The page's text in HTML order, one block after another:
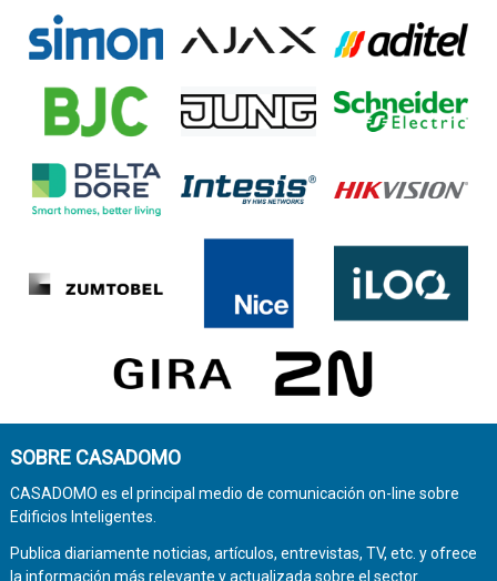
SOBRE CASADOMO
CASADOMO es el principal medio de comunicación on-line sobre
Edificios Inteligentes.
Publica diariamente noticias, artículos, entrevistas, TV, etc. y ofrece
la información más relevante y actualizada sobre el sector.